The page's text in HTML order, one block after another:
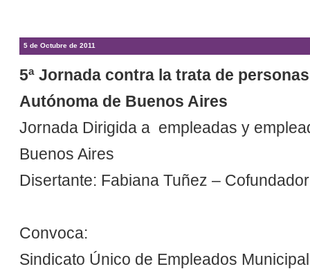
5 de Octubre de 2011
5ª Jornada contra la trata de
Autónoma de Buenos Aires
Jornada Dirigida a empleadas y
Buenos Aires
Disertante: Fabiana Tuñez –
Convoca:
Sindicato Único de Empleados